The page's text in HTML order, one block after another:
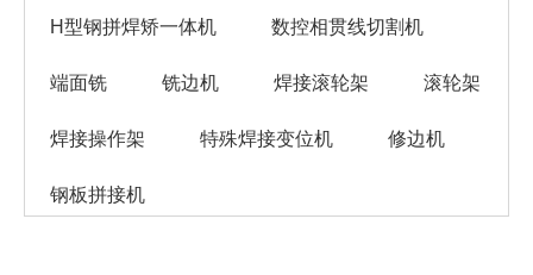
H型钢拼焊矫一体机 数控相贯线切割机
端面铣 铣边机 焊接滚轮架 滚轮架
焊接操作架 特殊焊接变位机 修边机
钢板拼接机